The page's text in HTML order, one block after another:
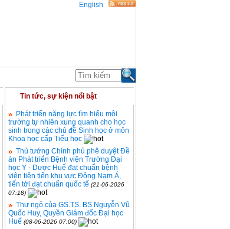
English
Tin tức, sự kiện nổi bật
Phát triển năng lực tìm hiểu môi
trường tự nhiên xung quanh cho học
sinh trong các chủ đề Sinh học ở môn
Khoa học cấp Tiểu học
Thủ tướng Chính phủ phê duyệt Đề
án Phát triển Bệnh viện Trường Đại
học Y - Dược Huế đạt chuẩn bệnh
viện tiên tiến khu vực Đông Nam Á,
tiến tới đạt chuẩn quốc tế (21-06-2026
07:18)
Thư ngỏ của GS.TS. BS Nguyễn Vũ
Quốc Huy, Quyền Giám đốc Đại học
Huế (08-06-2026 07:00)